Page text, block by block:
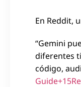
En Reddit,
“Gemini
diferentes
código,